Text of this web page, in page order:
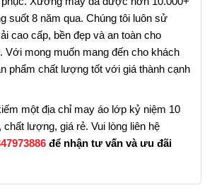
suốt 8 năm qua. Chúng tôi luôn sử
cao cấp, bền đẹp và an toàn cho
Với mong muốn mang đến cho khách
phẩm chất lượng tốt với giá thành cạnh
một địa chỉ may áo lớp kỷ niệm 10
lượng, giá rẻ. Vui lòng liên hệ
để nhận tư vấn và ưu đãi